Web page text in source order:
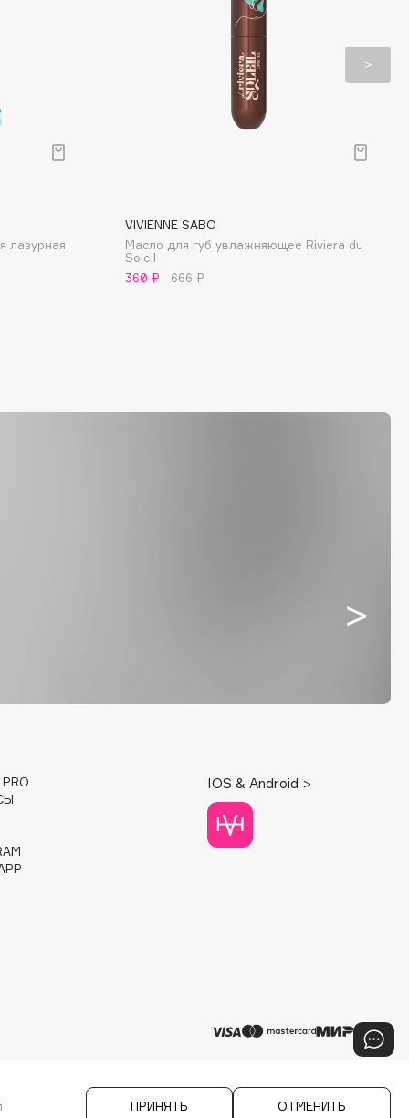
лазурная
VIVIENNE SABO
Масло для губ увлажняющее Riviera du
Soleil
360 ₽
666 ₽
PRO
IOS & Android >
ПРИНЯТЬ ОТМЕНИТЬ